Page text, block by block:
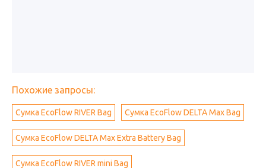
Похожие запросы:
Сумка EcoFlow RIVER Bag Сумка EcoFlow DELTA Max Bag
Сумка EcoFlow DELTA Max Extra Battery Bag
Сумка EcoFlow RIVER mini Bag